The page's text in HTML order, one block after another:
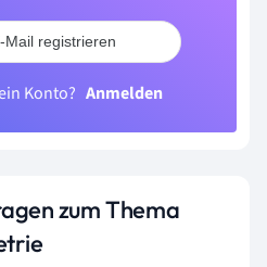
Mail registrieren
Konto? Anmelden
zum Thema